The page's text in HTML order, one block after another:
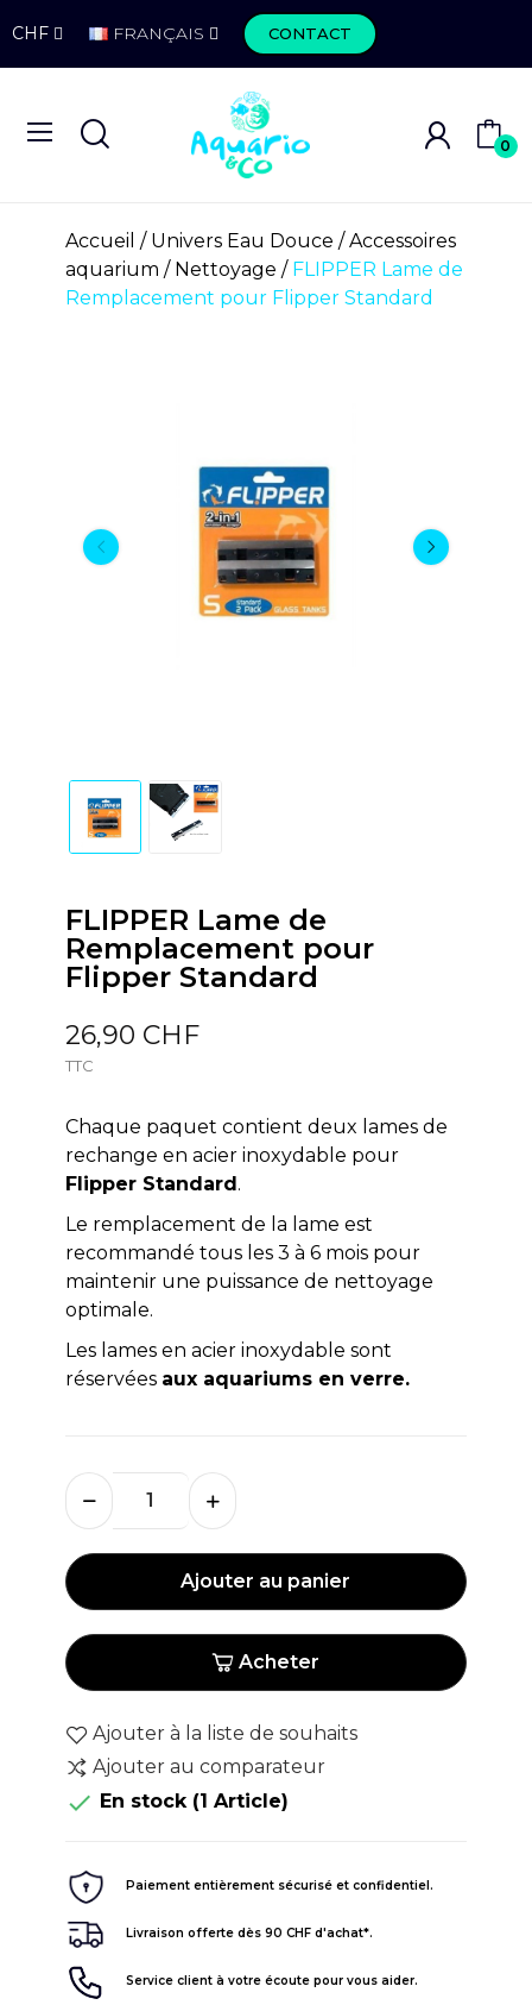
CHF FRANÇAIS CONTACT
0
Accueil Univers Eau Douce
Accessoires
aquarium
Nettoyage
FLIPPER Lame de
Remplacement pour Flipper Standard
FLIPPER Lame de
Remplacement pour
Flipper Standard
26,90 CHF
TTC
Chaque paquet contient deux lames de
rechange en acier inoxydable pour
Flipper Standard.
Le remplacement de la lame est
recommandé tous les 3 à 6 mois pour
maintenir une puissance de nettoyage
optimale.
Les lames en acier inoxydable sont
réservées aux aquariums en verre.
Ajouter au panier
Acheter
Ajouter à la liste de souhaits
Ajouter au comparateur
 En stock (1 Article)
Paiement entièrement sécurisé et confidentiel.
Livraison offerte dès 90 CHF d'achat*.
Service client à votre écoute pour vous aider.